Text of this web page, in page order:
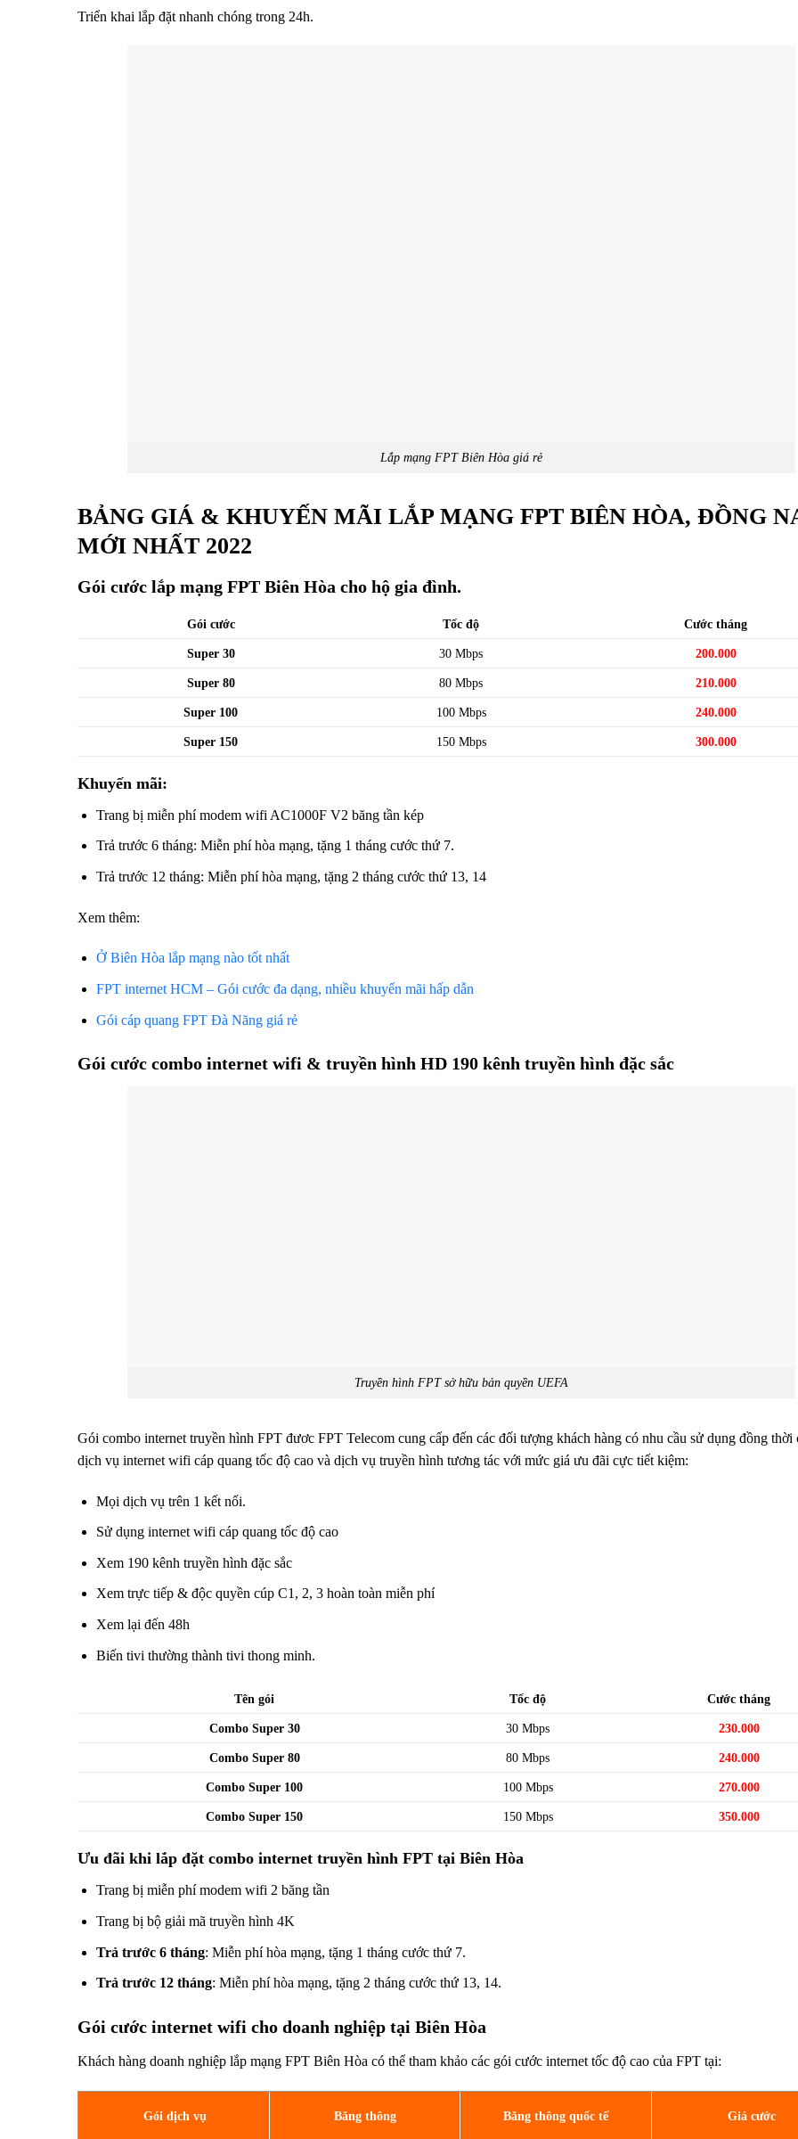
Triển khai lắp đặt nhanh chóng trong 24h.
Lắp mạng FPT Biên Hòa giá rẻ
BẢNG GIÁ & KHUYẾN MÃI LẮP MẠNG FPT BIÊN HÒA, ĐỒNG
MỚI NHẤT 2022
Gói cước lắp mạng FPT Biên Hòa cho hộ gia đình.
Gói cước Tốc độ Cước tháng
Super 30 30 Mbps 200.000
Super 80 80 Mbps 210.000
Super 100 100 Mbps 240.000
Super 150 150 Mbps 300.000
Khuyến mãi:
Trang bị miễn phí modem wifi AC1000F V2 băng tần kép
Trả trước 6 tháng: Miễn phí hòa mạng, tặng 1 tháng cước thứ 7.
Trả trước 12 tháng: Miễn phí hòa mạng, tặng 2 tháng cước thứ 13, 14
Xem thêm:
Ở Biên Hòa lắp mạng nào tốt nhất
FPT internet HCM – Gói cước đa dạng, nhiều khuyến mãi hấp dẫn
Gói cáp quang FPT Đà Năng giá rẻ
Gói cước combo internet wifi & truyền hình HD 190 kênh truyền hình đặc sắc
Truyền hình FPT sở hữu bản quyền UEFA
Gói combo internet truyền hình FPT đươc FPT Telecom cung cấp đến các đối tượng khách hàng có nhu cầu sử dụng đồng thời
dịch vụ internet wifi cáp quang tốc độ cao và dịch vụ truyền hình tương tác với mức giá ưu đãi cực tiết kiệm:
Mọi dịch vụ trên 1 kết nối.
Sử dụng internet wifi cáp quang tốc độ cao
Xem 190 kênh truyền hình đặc sắc
Xem trực tiếp & độc quyền cúp C1, 2, 3 hoàn toàn miễn phí
Xem lại đến 48h
Biến tivi thường thành tivi thong minh.
Tên gói Tốc độ Cước tháng
Combo Super 30 30 Mbps 230.000
Combo Super 80 80 Mbps 240.000
Combo Super 100 100 Mbps 270.000
Combo Super 150 150 Mbps 350.000
Ưu đãi khi lắp đặt combo internet truyền hình FPT tại Biên Hòa
Trang bị miễn phí modem wifi 2 băng tần
Trang bị bộ giải mã truyền hình 4K
Trả trước 6 tháng: Miễn phí hòa mạng, tặng 1 tháng cước thứ 7.
Trả trước 12 tháng: Miễn phí hòa mạng, tặng 2 tháng cước thứ 13, 14.
Gói cước internet wifi cho doanh nghiệp tại Biên Hòa
Khách hàng doanh nghiệp lắp mạng FPT Biên Hòa có thể tham khảo các gói cước internet tốc độ cao của FPT tại:
Gói dịch vụ Băng thông Băng thông quốc tế Giá cước